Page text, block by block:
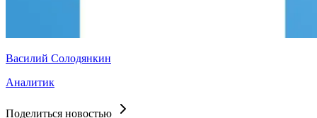
Василий Солодянкин
Аналитик
Поделиться новостью